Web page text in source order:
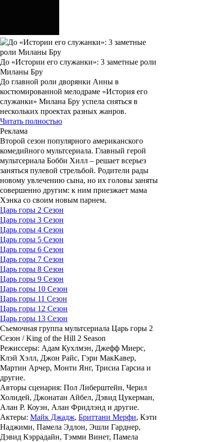
До «Истории его служанки»: 3 заметные роли
Миланы Бру
До главной роли дворянки Анны в
костюмированной мелодраме «История его
служанки» Милана Бру успела сняться в
нескольких проектах разных жанров.
Читать полностью
Реклама
Второй сезон популярного американского
комедийного мультсериала. Главный герой
мультсериала Бобби Хилл – решает всерьез
заняться пулевой стрельбой. Родители рады
новому увлечению сына, но их головы заняты
совершенно другим: к ним приезжает мама
Хэнка со своим новым парнем.
Царь горы 2 Сезон
Царь горы 3 Сезон
Царь горы 4 Сезон
Царь горы 5 Сезон
Царь горы 6 Сезон
Царь горы 7 Сезон
Царь горы 8 Сезон
Царь горы 9 Сезон
Царь горы 10 Сезон
Царь горы 11 Сезон
Царь горы 12 Сезон
Царь горы 13 Сезон
Съемочная группа мультсериала Царь горы 2
Сезон / King of the Hill 2 Season
Режиссеры: Адам Кухлмэн, Джефф Миерс,
Клэй Хэлл, Джон Райс, Гэри МакКавер,
Мартин Арчер, Монти Янг, Трисиа Гарсиа и
другие.
Авторы сценария: Пол Либерштейн, Черил
Холидей, Джонатан Айбел, Дэвид Цукерман,
Алан Р. Коуэн, Алан Фридлэнд и другие.
Актеры: Майк Джадж, Бриттани Мерфи, Кэти
Наджими, Памела Эдлон, Эшли Гарднер,
Дэвид Кэррадайн, Тэмми Винет, Памела